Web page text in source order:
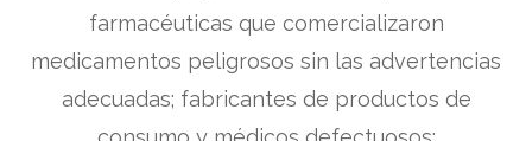
farmacéuticas que comercializaron
medicamentos peligrosos sin las advertencias
adecuadas; fabricantes de productos de